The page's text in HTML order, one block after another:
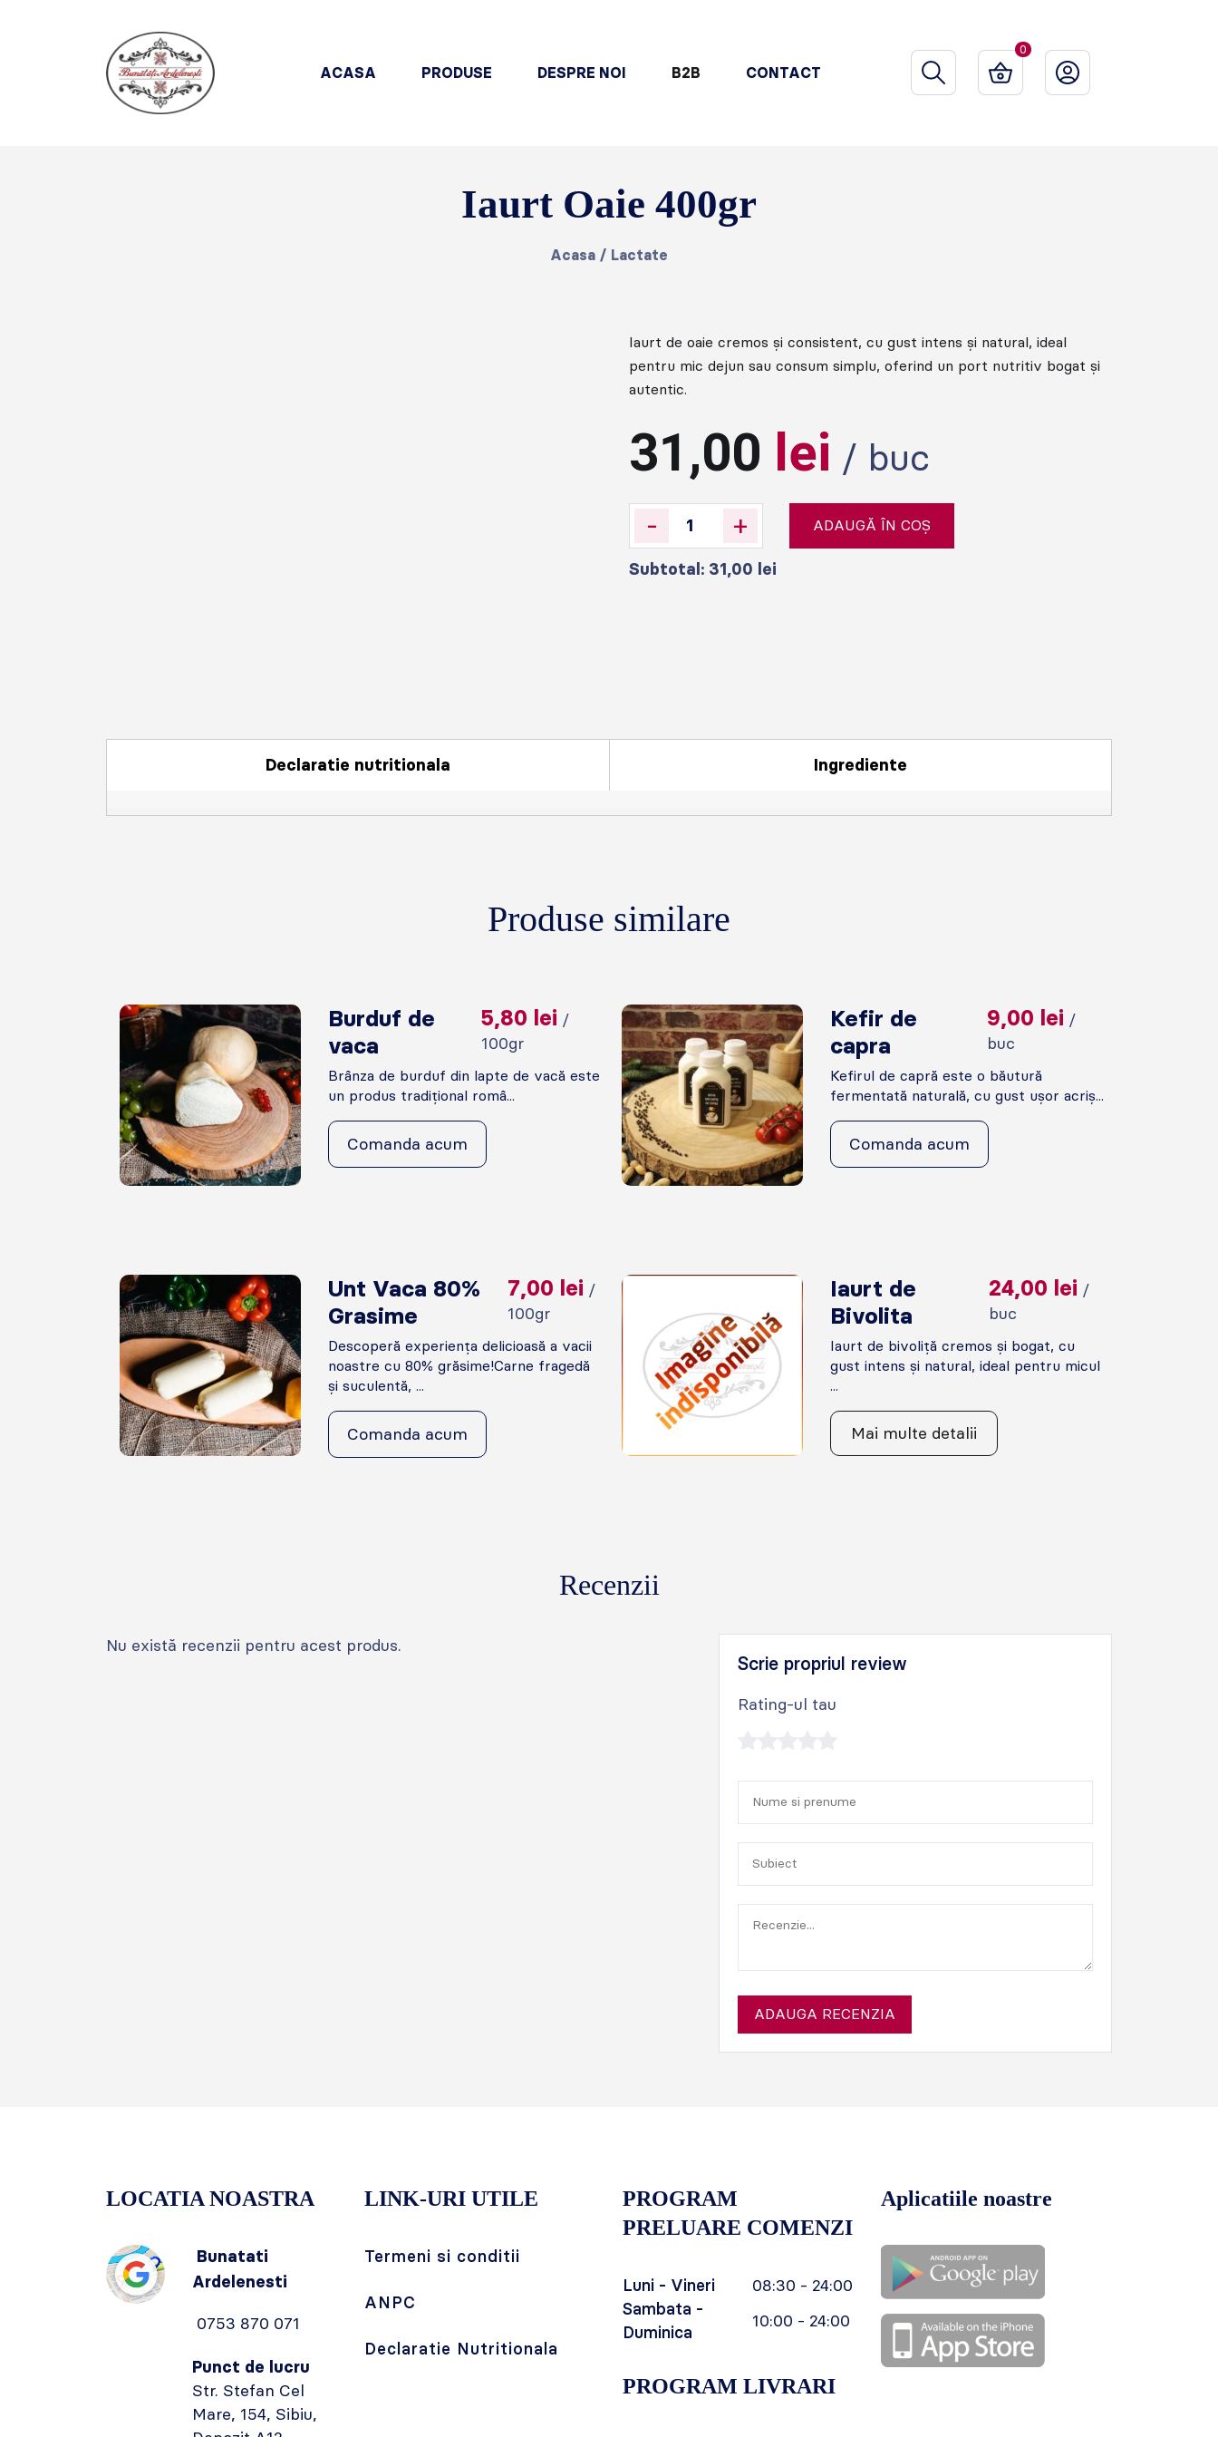
ACASA PRODUSE DESPRE NOI B2B CONTACT
0
Iaurt Oaie 400gr
Acasa / Lactate
Iaurt de oaie cremos și consistent, cu gust intens și natural, ideal
pentru mic dejun sau consum simplu, oferind un port nutritiv bogat și
autentic.
31,00 lei / buc
- + ADAUGĂ ÎN COȘ
Subtotal: 31,00 lei
Declaratie nutritionala Ingrediente
Produse similare
Burduf de
vaca
5,80 lei /
100gr
Brânza de burduf din lapte de vacă este
un produs tradițional româ...
Comanda acum
Kefir de
capra
9,00 lei /
buc
Kefirul de capră este o băutură
fermentată naturală, cu gust ușor acriș...
Comanda acum
Unt Vaca 80%
Grasime
7,00 lei /
100gr
Descoperă experiența delicioasă a vacii
noastre cu 80% grăsime!Carne fragedă
și suculentă, ...
Comanda acum
Iaurt de
Bivolita
24,00 lei /
buc
Iaurt de bivoliță cremos și bogat, cu
gust intens și natural, ideal pentru micul
...
Mai multe detalii
Recenzii
Nu există recenzii pentru acest produs.
Scrie propriul review
Rating-ul tau
ADAUGA RECENZIA
LOCATIA NOASTRA
Bunatati
Ardelenesti
0753 870 071
Punct de lucru
Str. Stefan Cel
Mare, 154, Sibiu,
LINK-URI UTILE
Termeni si conditii
ANPC
Declaratie Nutritionala
PROGRAM
PRELUARE COMENZI
Luni - Vineri
08:30 - 24:00
Sambata -
Duminica
10:00 - 24:00
PROGRAM LIVRARI
Aplicatiile noastre